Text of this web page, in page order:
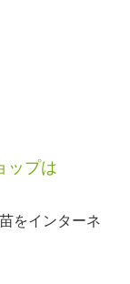
ップは
をインターネ